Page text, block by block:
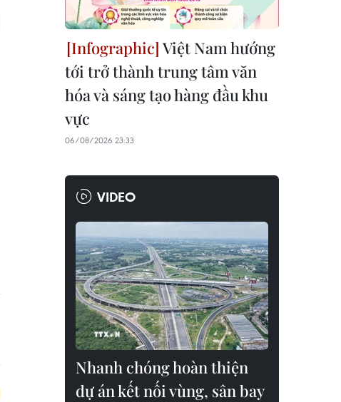
Việt Nam hướng
tới trở thành trung tâm văn
hóa và sáng tạo hàng đầu khu
vực
06/08/2026 23:33
VIDEO
Nhanh chóng hoàn thiện
dự án kết nối vùng, sân bay